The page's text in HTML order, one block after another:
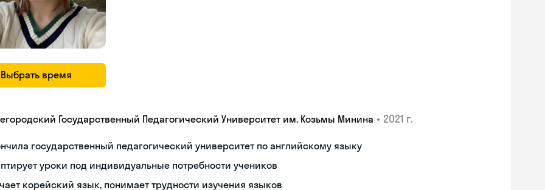
Выбрать время
Государственный Педагогический Университет им. Козьмы Минина • 2021 г.
государственный педагогический университет по английскому языку
уроки под индивидуальные потребности учеников
корейский язык, понимает трудности изучения языков